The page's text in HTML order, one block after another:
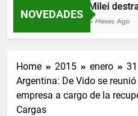
NOVEDADES
Milei
5 Meses Ago
Home 2015 enero
31
Argentina: De Vido se
empresa a cargo de la
Cargas